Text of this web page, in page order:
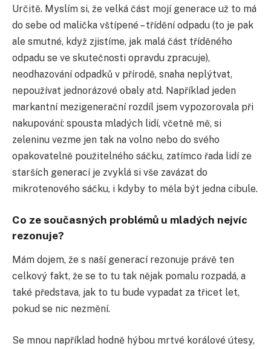
Určitě. Myslím si, že velká část mojí generace už to má
do sebe od malička vštípené – třídění odpadu (to je pak
ale smutné, když zjistíme, jak malá část tříděného
odpadu se ve skutečnosti opravdu zpracuje),
neodhazování odpadků v přírodě, snaha neplýtvat,
nepoužívat jednorázové obaly atd. Například jeden
markantní mezigenerační rozdíl jsem vypozorovala při
nakupování: spousta mladých lidí, včetně mě, si
zeleninu vezme jen tak na volno nebo do svého
opakovatelně použitelného sáčku, zatímco řada lidí ze
starších generací je zvyklá si vše zavázat do
mikrotenového sáčku, i kdyby to měla být jedna cibule.
Co ze současných problémů u mladých nejvíc
rezonuje?
Mám dojem, že s naší generací rezonuje právě ten
celkový fakt, že se to tu tak nějak pomalu rozpadá, a
také představa, jak to tu bude vypadat za třicet let,
pokud se nic nezmění.
Se mnou například hodně hýbou mrtvé korálové útesy,